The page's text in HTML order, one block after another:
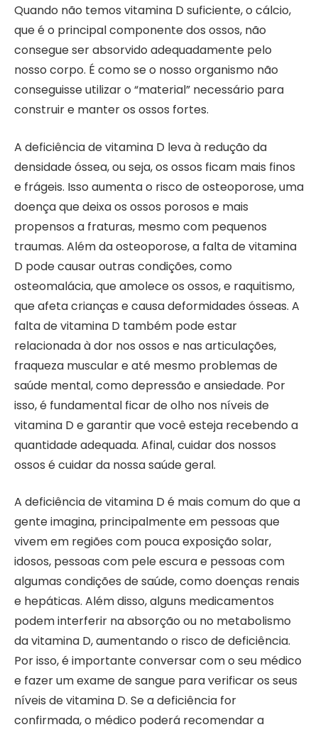
Quando não temos vitamina D suficiente, o cálcio,
que é o principal componente dos ossos, não
consegue ser absorvido adequadamente pelo
nosso corpo. É como se o nosso organismo não
conseguisse utilizar o “material” necessário para
construir e manter os ossos fortes.
A deficiência de vitamina D leva à redução da
densidade óssea, ou seja, os ossos ficam mais finos
e frágeis. Isso aumenta o risco de osteoporose, uma
doença que deixa os ossos porosos e mais
propensos a fraturas, mesmo com pequenos
traumas. Além da osteoporose, a falta de vitamina
D pode causar outras condições, como
osteomalácia, que amolece os ossos, e raquitismo,
que afeta crianças e causa deformidades ósseas. A
falta de vitamina D também pode estar
relacionada à dor nos ossos e nas articulações,
fraqueza muscular e até mesmo problemas de
saúde mental, como depressão e ansiedade. Por
isso, é fundamental ficar de olho nos níveis de
vitamina D e garantir que você esteja recebendo a
quantidade adequada. Afinal, cuidar dos nossos
ossos é cuidar da nossa saúde geral.
A deficiência de vitamina D é mais comum do que a
gente imagina, principalmente em pessoas que
vivem em regiões com pouca exposição solar,
idosos, pessoas com pele escura e pessoas com
algumas condições de saúde, como doenças renais
e hepáticas. Além disso, alguns medicamentos
podem interferir na absorção ou no metabolismo
da vitamina D, aumentando o risco de deficiência.
Por isso, é importante conversar com o seu médico
e fazer um exame de sangue para verificar os seus
níveis de vitamina D. Se a deficiência for
confirmada, o médico poderá recomendar a